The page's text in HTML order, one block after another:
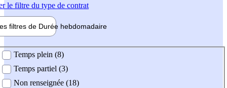
le filtre du type de contrat
filtres de Durée hebdomadaire
Temps plein (8)
Temps partiel (3)
Non renseignée (18)